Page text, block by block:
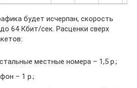
будет исчерпан, скорость
64 Кбит/сек. Расценки сверх
местные номера – 1,5 р.;
– 1 р.;